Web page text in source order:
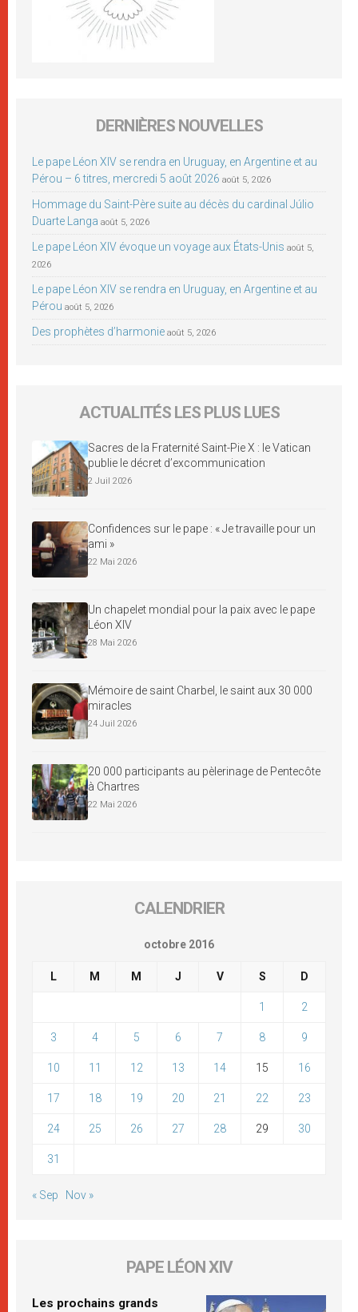
DERNIÈRES NOUVELLES
Le pape Léon XIV se rendra en Uruguay, en Argentine et au
Pérou – 6 titres, mercredi 5 août 2026 août 5, 2026
Hommage du Saint-Père suite au décès du cardinal Júlio
Duarte Langa août 5, 2026
Le pape Léon XIV évoque un voyage aux États-Unis août 5,
2026
Le pape Léon XIV se rendra en Uruguay, en Argentine et au
Pérou août 5, 2026
Des prophètes d’harmonie août 5, 2026
ACTUALITÉS LES PLUS LUES
Sacres de la Fraternité Saint-Pie X : le Vatican
publie le décret d’excommunication
2 Juil 2026
Confidences sur le pape : « Je travaille pour un
ami »
22 Mai 2026
Un chapelet mondial pour la paix avec le pape
Léon XIV
28 Mai 2026
Mémoire de saint Charbel, le saint aux 30 000
miracles
24 Juil 2026
20 000 participants au pèlerinage de Pentecôte
à Chartres
22 Mai 2026
CALENDRIER
octobre 2016
L M M J V S D
1 2
3 4 5 6 7 8 9
10 11 12 13 14 15 16
17 18 19 20 21 22 23
24 25 26 27 28 29 30
31
« Sep Nov »
PAPE LÉON XIV
Les prochains grands